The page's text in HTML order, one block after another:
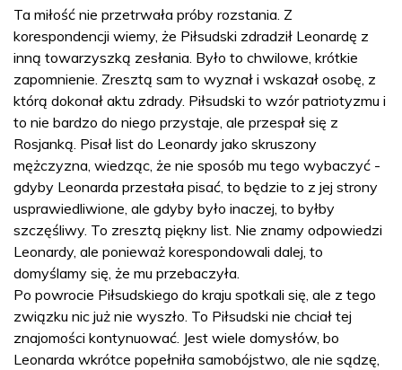
Ta miłość nie przetrwała próby rozstania. Z
korespondencji wiemy, że Piłsudski zdradził Leonardę z
inną towarzyszką zesłania. Było to chwilowe, krótkie
zapomnienie. Zresztą sam to wyznał i wskazał osobę, z
którą dokonał aktu zdrady. Piłsudski to wzór patriotyzmu i
to nie bardzo do niego przystaje, ale przespał się z
Rosjanką. Pisał list do Leonardy jako skruszony
mężczyzna, wiedząc, że nie sposób mu tego wybaczyć -
gdyby Leonarda przestała pisać, to będzie to z jej strony
usprawiedliwione, ale gdyby było inaczej, to byłby
szczęśliwy. To zresztą piękny list. Nie znamy odpowiedzi
Leonardy, ale ponieważ korespondowali dalej, to
domyślamy się, że mu przebaczyła.
Po powrocie Piłsudskiego do kraju spotkali się, ale z tego
związku nic już nie wyszło. To Piłsudski nie chciał tej
znajomości kontynuować. Jest wiele domysłów, bo
Leonarda wkrótce popełniła samobójstwo, ale nie sądzę,